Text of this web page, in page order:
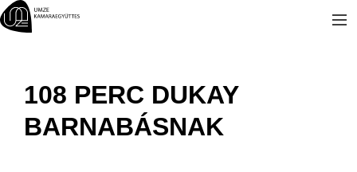
Kilépés
a
108 PERC DUKAY
BARNABÁSNAK